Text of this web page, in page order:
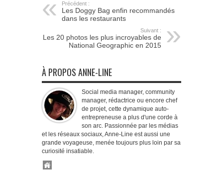
Précédent :
Les Doggy Bag enfin recommandés
dans les restaurants
Suivant :
Les 20 photos les plus incroyables de
National Geographic en 2015
À PROPOS ANNE-LINE
Social media manager, community
manager, rédactrice ou encore chef
de projet, cette dynamique auto-
entrepreneuse a plus d'une corde à
son arc. Passionnée par les médias
et les réseaux sociaux, Anne-Line est aussi une
grande voyageuse, menée toujours plus loin par sa
curiosité insatiable.